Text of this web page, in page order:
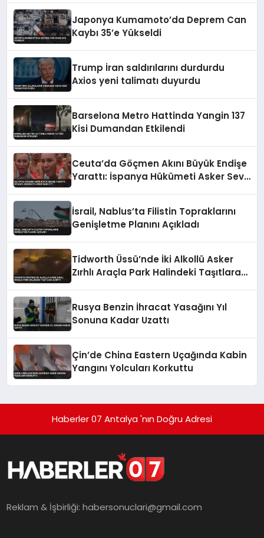
Japonya Kumamoto’da Deprem Can
Kaybı 35’e Yükseldi
Trump İran saldırılarını durdurdu
Axios yeni talimatı duyurdu
Barselona Metro Hattinda Yangin 137
Kisi Dumandan Etkilendi
Ceuta’da Göçmen Akını Büyük Endişe
Yarattı: İspanya Hükümeti Asker Sevk
İsrail, Nablus’ta Filistin Topraklarını
Genişletme Planını Açıkladı
Tidworth Üssü’nde İki Alkollü Asker
Zırhlı Araçla Park Halindeki Taşıtlara
Rusya Benzin İhracat Yasağını Yıl
Sonuna Kadar Uzattı
Çin’de China Eastern Uçağında Kabin
Yangını Yolcuları Korkuttu
Haberler 07 Antalya 'nın Doğru Adresi
Reklam & İşbirliği:habersonuclari@gmail.com